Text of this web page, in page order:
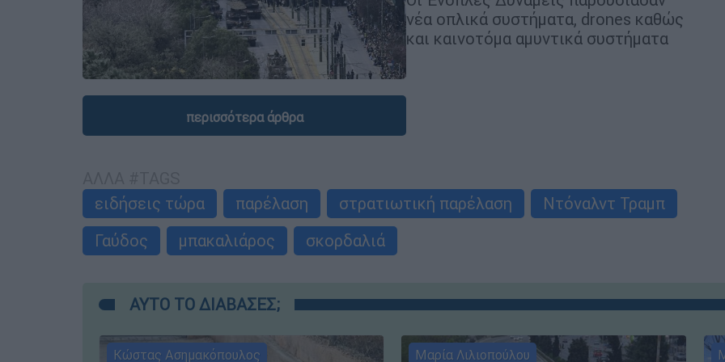
νέα οπλικά συστήματα, drones καθώς
και καινοτόμα αμυντικά συστήματα
περισσότερα άρθρα
ειδήσεις τώρα
παρέλαση στρατιωτική παρέλαση
Ντόναλντ Τραμπ
Γαύδος
μπακαλιάρος σκορδαλιά
ΑΥΤΟ ΤΟ ΔΙΑΒΑΣΕΣ;
Κώστας Ασημακόπουλος Μαρία Λιλιοπούλου